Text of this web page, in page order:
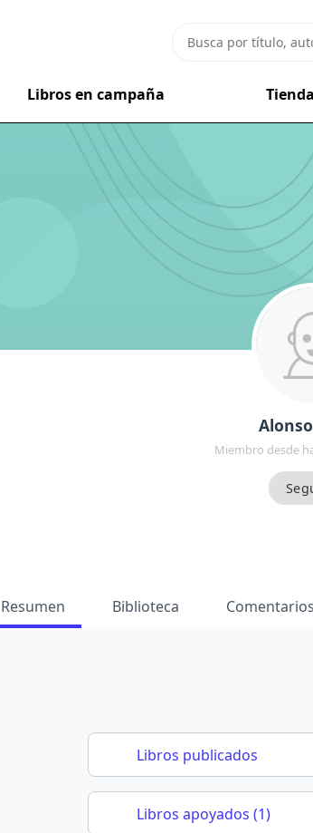
Libros en campaña Tienda
Miembro desde
Resumen Biblioteca Comentarios
Libros publicados
Libros apoyados (1)